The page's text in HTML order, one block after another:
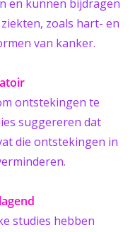
en kunnen bijdragen
zoals hart- en
van kanker.
ontstekingen te
suggereren dat
die ontstekingen in
studies hebben